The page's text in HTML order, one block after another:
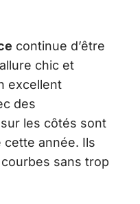
continue d’être
chic et
excellent
des
sur les côtés sont
année. Ils
sans trop